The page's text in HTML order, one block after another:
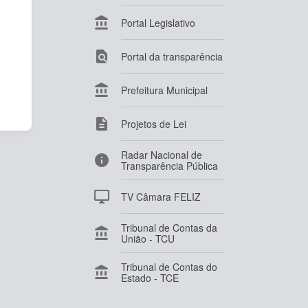
 Portal Legislativo
 Portal da transparência
 Prefeitura Municipal
 Projetos de Lei

Radar Nacional de
Transparência Pública
 TV Câmara FELIZ

Tribunal de Contas da
União - TCU

Tribunal de Contas do
Estado - TCE